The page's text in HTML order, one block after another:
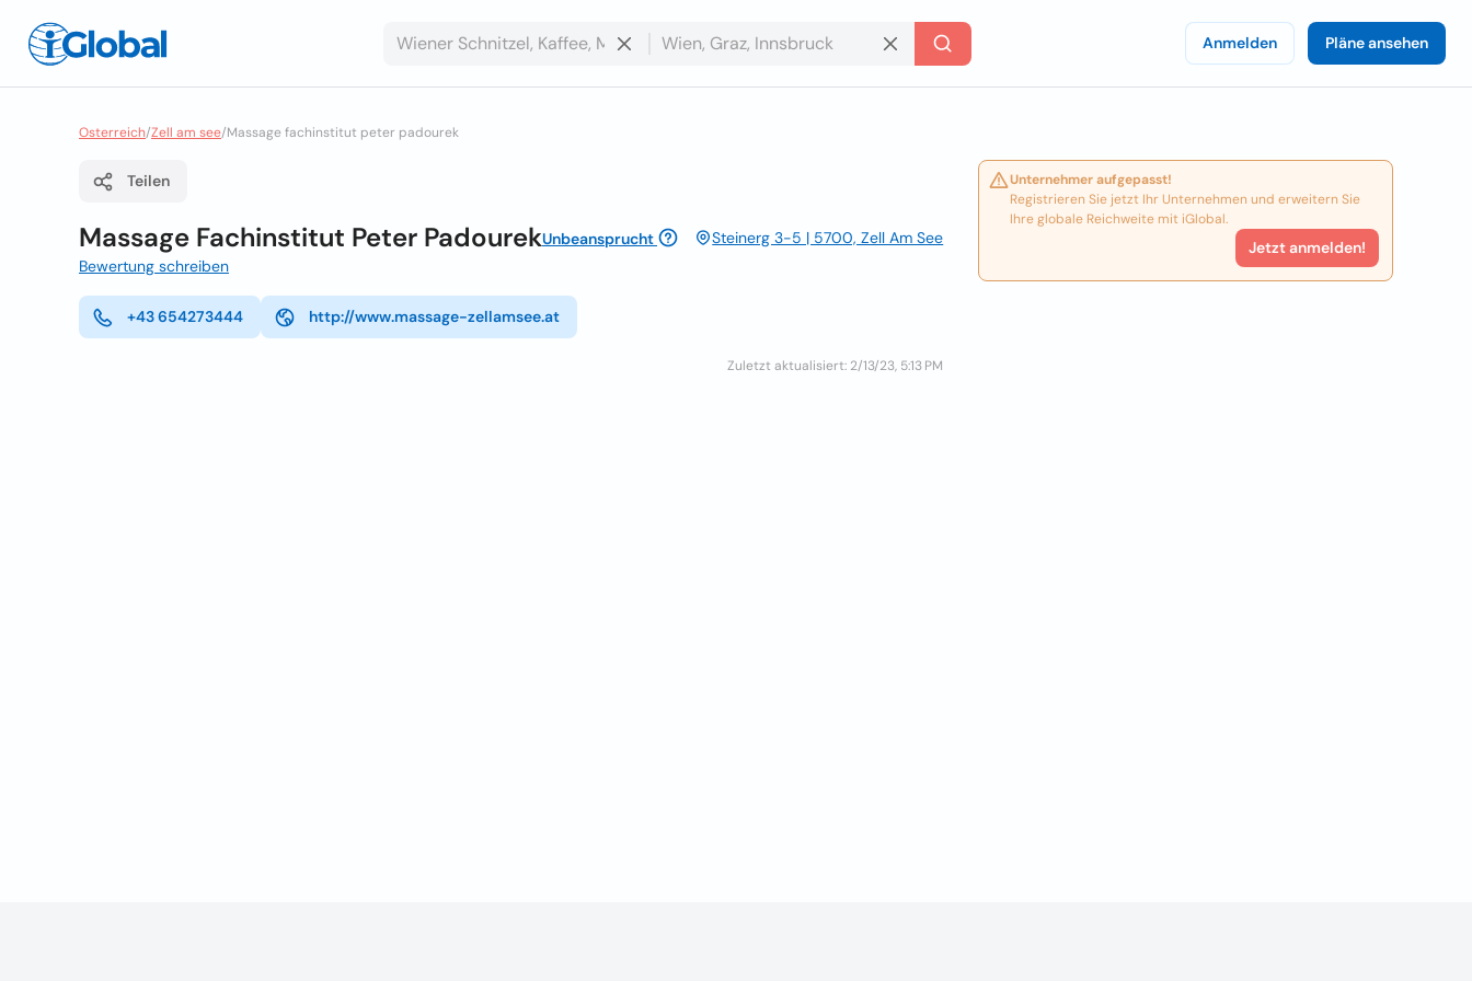
Anmelden Pläne ansehen
Osterreich/Zell am see/Massage fachinstitut peter padourek
Teilen
Massage Fachinstitut Peter PadourekUnbeansprucht
Steinerg 3-5 | 5700, Zell Am See
Bewertung schreiben
+43 654273444 http://www.massage-zellamsee.at
Zuletzt aktualisiert: 2/13/23, 5:13 PM
Unternehmer aufgepasst!
Registrieren Sie jetzt Ihr Unternehmen und erweitern Sie
Ihre globale Reichweite mit iGlobal.
Jetzt anmelden!